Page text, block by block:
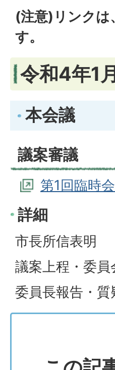
(注意)リンクは
す。
令和4年1
本会議
議案審議
第1回臨時
詳細
市長所信表明
議案上程・委員
委員長報告・